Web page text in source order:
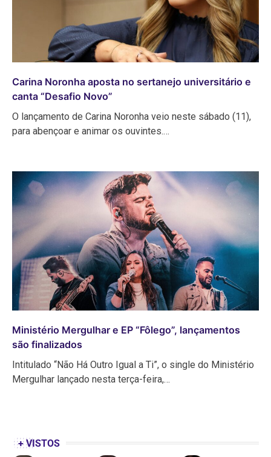
Carina Noronha aposta no sertanejo universitário e
canta “Desafio Novo”
O lançamento de Carina Noronha veio neste sábado (11),
para abençoar e animar os ouvintes.…
Ministério Mergulhar e EP “Fôlego”, lançamentos
são finalizados
Intitulado “Não Há Outro Igual a Ti”, o single do Ministério
Mergulhar lançado nesta terça-feira,…
+ VISTOS